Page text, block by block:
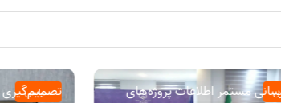
سیاسی
مستمر اطلاعات پروژه‌های